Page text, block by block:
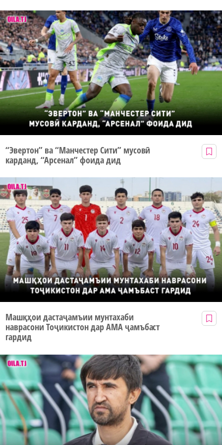
“Эвертон” ва “Манчестер Сити” мусовӣ
карданд, “Арсенал” фоида дид
Машқҳои дастаҷамъии мунтахаби
наврасони Тоҷикистон дар АМА ҷамъбаст
гардид